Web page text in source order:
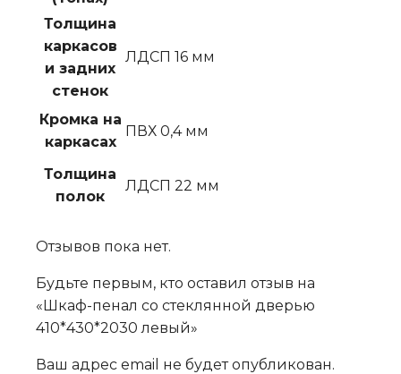
Толщина
каркасов
и задних
стенок
ЛДСП 16 мм
Кромка на
каркасах
ПВХ 0,4 мм
Толщина
полок
ЛДСП 22 мм
Отзывов пока нет.
Будьте первым, кто оставил отзыв на
«Шкаф-пенал со стеклянной дверью
410*430*2030 левый»
Ваш адрес email не будет опубликован.